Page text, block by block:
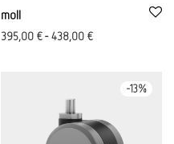
moll
395,00 €-438,00 €
-13%